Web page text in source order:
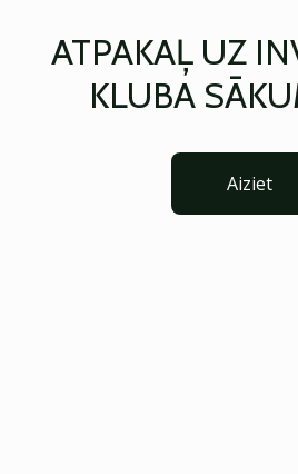
ATPAKAĻ UZ
KLUBA
Aiziet